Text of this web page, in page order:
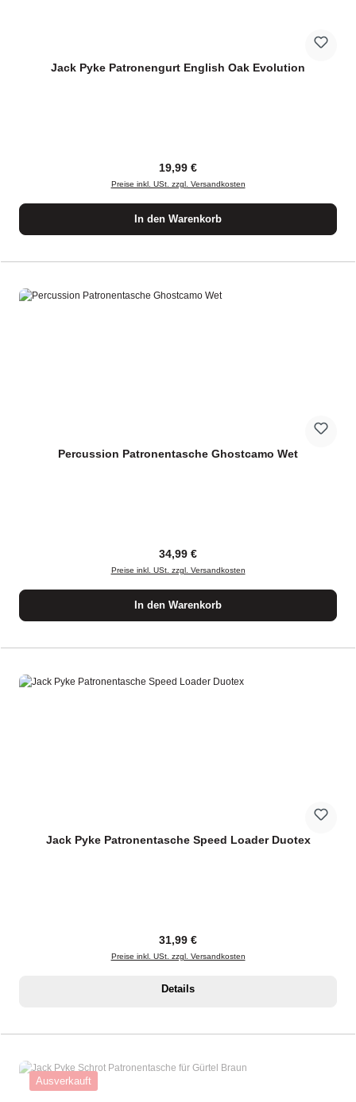
Jack Pyke Patronengurt English Oak Evolution
Regulärer Preis:
19,99 €
Preise inkl. USt. zzgl. Versandkosten
In den Warenkorb
Percussion Patronentasche Ghostcamo Wet
Regulärer Preis:
34,99 €
Preise inkl. USt. zzgl. Versandkosten
In den Warenkorb
Jack Pyke Patronentasche Speed Loader Duotex
Regulärer Preis:
31,99 €
Preise inkl. USt. zzgl. Versandkosten
Details
Ausverkauft